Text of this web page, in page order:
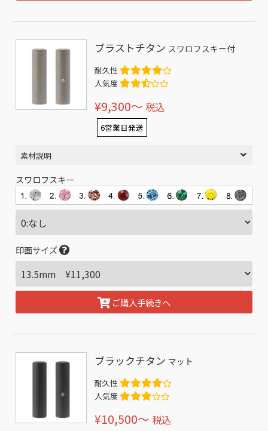
ブラストチタン スワロフスキー付
耐久性
人気度
¥9,300〜 税込
6営業日発送
素材説明
スワロフスキー
印面サイズ
ご購入手続きへ
ブラックチタン マット
耐久性
人気度
¥10,500〜 税込